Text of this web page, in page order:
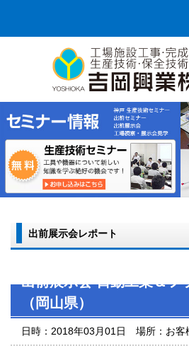
出前展示会レポート
出前展示会 日動工業＆フ
（岡山県）
日時： 2018年03月01日 場所： お客